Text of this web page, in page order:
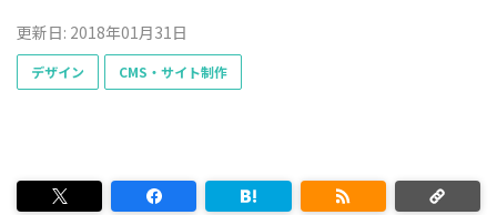
更新日: 2018年01月31日
デザイン CMS・サイト制作